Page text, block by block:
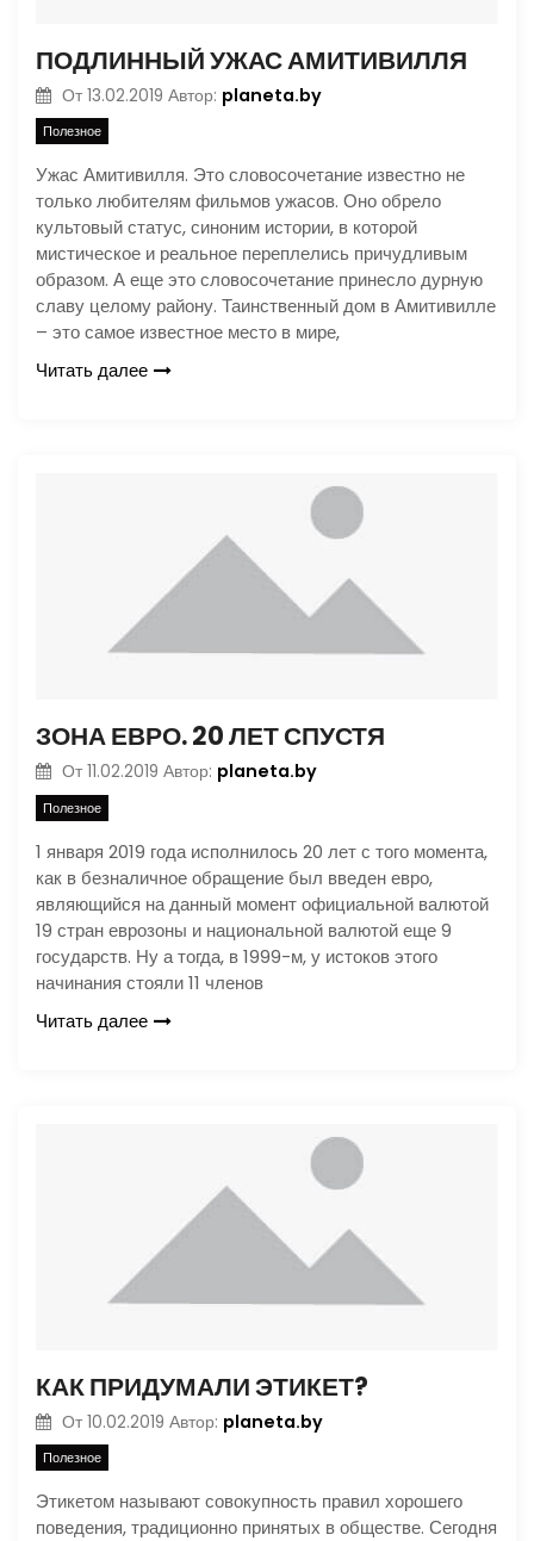
ПОДЛИННЫЙ УЖАС АМИТИВИЛЛЯ
От 13.02.2019 Автор: planeta.by
Полезное
Ужас Амитивилля. Это словосочетание известно не
только любителям фильмов ужасов. Оно обрело
культовый статус, синоним истории, в которой
мистическое и реальное переплелись причудливым
образом. А еще это словосочетание принесло дурную
славу целому району. Таинственный дом в Амитивилле
– это самое известное место в мире,
Читать далее
ЗОНА ЕВРО. 20 ЛЕТ СПУСТЯ
От 11.02.2019 Автор: planeta.by
Полезное
1 января 2019 года исполнилось 20 лет с того момента,
как в безналичное обращение был введен евро,
являющийся на данный момент официальной валютой
19 стран еврозоны и национальной валютой еще 9
государств. Ну а тогда, в 1999-м, у истоков этого
начинания стояли 11 членов
Читать далее
КАК ПРИДУМАЛИ ЭТИКЕТ?
От 10.02.2019 Автор: planeta.by
Полезное
Этикетом называют совокупность правил хорошего
поведения, традиционно принятых в обществе. Сегодня